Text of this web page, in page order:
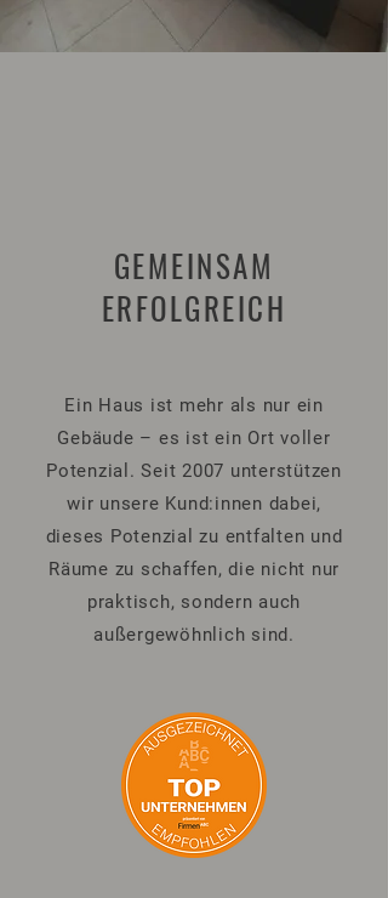
GEMEINSAM
ERFOLGREICH
Ein Haus ist mehr als nur ein
Gebäude – es ist ein Ort voller
Potenzial. Seit 2007 unterstützen
wir unsere Kund:innen dabei,
dieses Potenzial zu entfalten und
Räume zu schaffen, die nicht nur
praktisch, sondern auch
außergewöhnlich sind.